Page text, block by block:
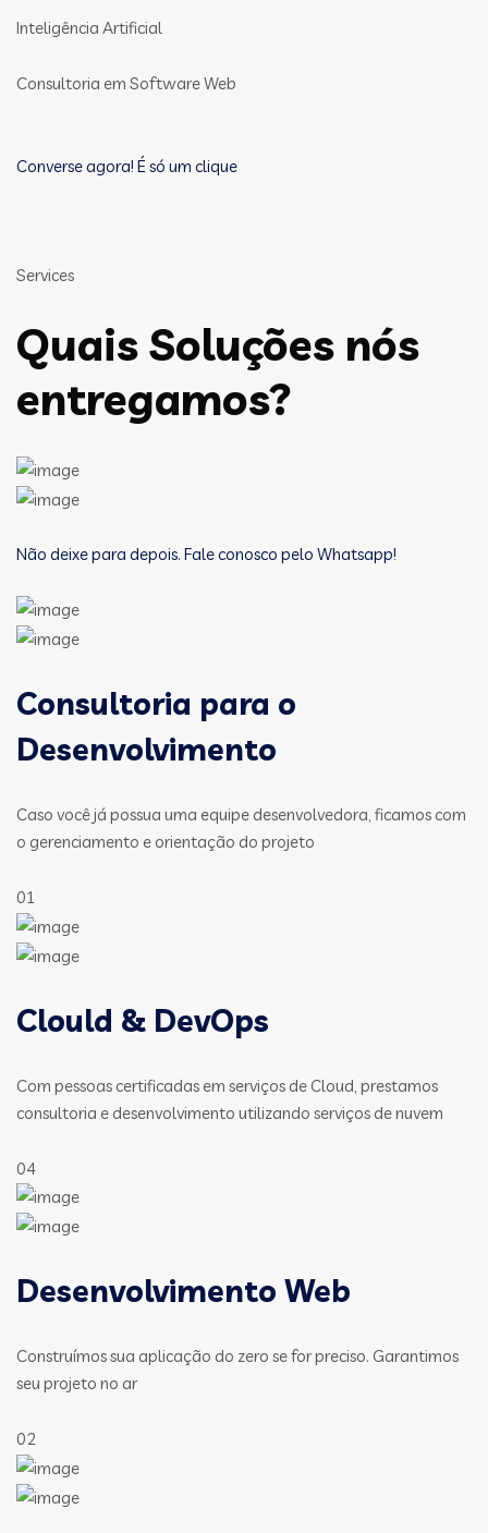
Inteligência Artificial
Consultoria em Software Web
Converse agora! É só um clique
Services
Quais Soluções nós
entregamos?
Não deixe para depois. Fale conosco pelo Whatsapp!
Consultoria para o
Desenvolvimento
Caso você já possua uma equipe desenvolvedora, ficamos com
o gerenciamento e orientação do projeto
01
Clould & DevOps
Com pessoas certificadas em serviços de Cloud, prestamos
consultoria e desenvolvimento utilizando serviços de nuvem
04
Desenvolvimento Web
Construímos sua aplicação do zero se for preciso. Garantimos
seu projeto no ar
02